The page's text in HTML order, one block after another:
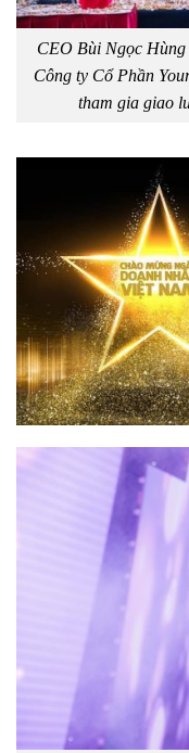
CEO Bùi Ngọc
Công ty Cổ Phần
tham gia giao